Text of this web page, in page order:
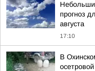
прогноз
августа
17:10
В